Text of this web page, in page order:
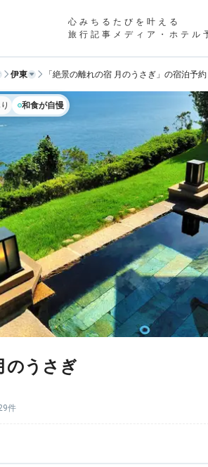
心みちるたびを叶える
旅行記事メディア・ホテル
伊東 「絶景の離れの宿 月のうさぎ」の宿泊予約
和食が自慢
のうさぎ
件